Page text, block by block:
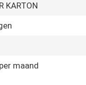
KARTON
maand